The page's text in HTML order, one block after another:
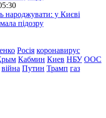
народжувати: у Києві
підозру
Росія коронавирус
Кабмин Киев НБУ ООС
війна Путин Трамп газ